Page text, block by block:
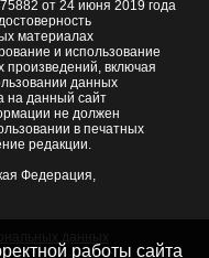
от 24 июня 2019 года
материалах
и использование
произведений, включая
данных
на данный сайт
не должен
в печатных
редакции.
Федерация,
работы сайта